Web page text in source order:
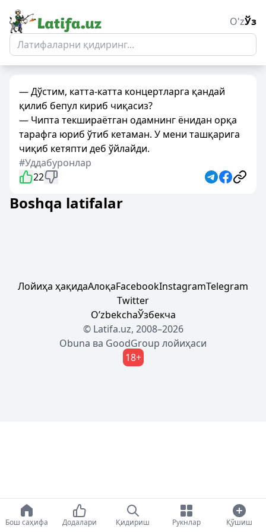
O'zЎз
— Дўстим, катта-катта концертларга қандай
қилиб бепул кириб чиқасиз?
— Чипта текшираётган одамнинг ёнидан орқа
тарафга юриб ўтиб кетаман. У мени ташқарига
чиқиб кетяпти деб ўйлайди.
#Уддабуронлар
22
Boshqa latifalar
Лойиҳа ҳақидаАлоқаFacebookInstagramTelegram
Twitter
OʼzbekchaЎзбекча
© Latifa.uz, 2008–2026
Obuna ва GoodGroup лойиҳаси
18+
Бош саҳифа Додалари Қидириш Рукнлар Қўшиш